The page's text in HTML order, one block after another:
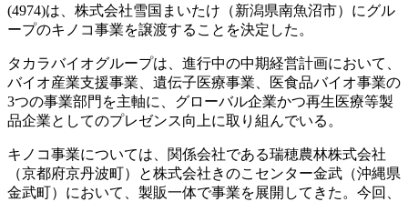
(4974)は、株式会社雪国まいたけ（新潟県南魚沼市）にグル
ープのキノコ事業を譲渡することを決定した。
タカラバイオグループは、進行中の中期経営計画において、
バイオ産業支援事業、遺伝子医療事業、医食品バイオ事業の
3つの事業部門を主軸に、グローバル企業かつ再生医療等製
品企業としてのプレゼンス向上に取り組んでいる。
キノコ事業については、関係会社である瑞穂農林株式会社
（京都府京丹波町）と株式会社きのこセンター金武（沖縄県
金武町）において、製販一体で事業を展開してきた。今回、